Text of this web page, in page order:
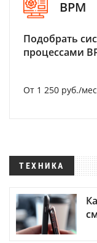
BPM
Подобрать
процессами
От 1 250 руб./
ТЕХНИКА